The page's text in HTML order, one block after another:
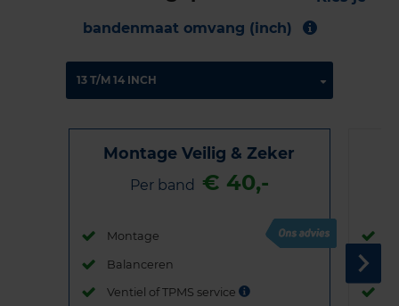
bandenmaat omvang (inch)
Montage Veilig & Zeker
Per band € 40,-
Montage
Balanceren
Ventiel of TPMS service